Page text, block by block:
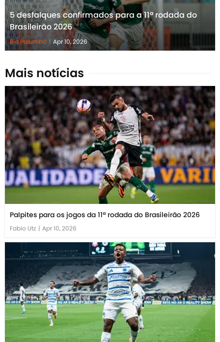
5 desfalques confirmados para a 11ª rodada do
Brasileirão 2026
Bia Palumbo | Apr 10, 2026
Mais notícias
Palpites para os jogos da 11ª rodada do Brasileirão 2026
Fabio Utz | Apr 10, 2026